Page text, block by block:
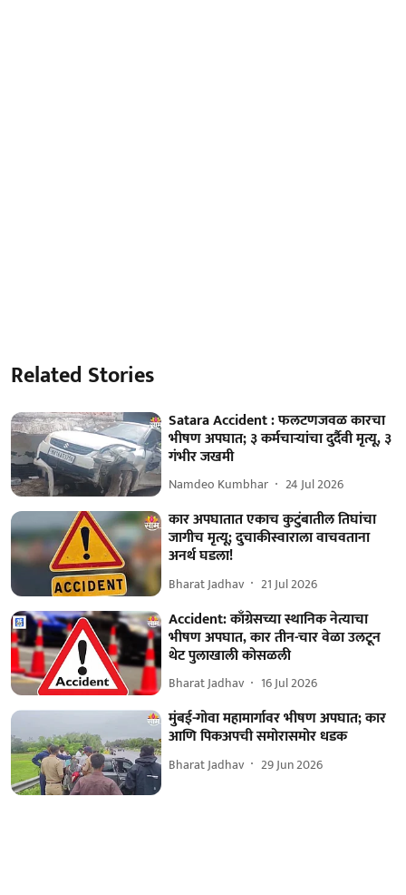
Related Stories
Satara Accident : फलटणजवळ कारचा
भीषण अपघात; ३ कर्मचाऱ्यांचा दुर्दैवी मृत्यू, ३
गंभीर जखमी
Namdeo Kumbhar 24 Jul 2026
कार अपघातात एकाच कुटुंबातील तिघांचा
जागीच मृत्यू; दुचाकीस्वाराला वाचवताना
अनर्थ घडला!
Bharat Jadhav 21 Jul 2026
Accident: काँग्रेसच्या स्थानिक नेत्याचा
भीषण अपघात, कार तीन-चार वेळा उलटून
थेट पुलाखाली कोसळली
Bharat Jadhav 16 Jul 2026
मुंबई-गोवा महामार्गावर भीषण अपघात; कार
आणि पिकअपची समोरासमोर धडक
Bharat Jadhav 29 Jun 2026